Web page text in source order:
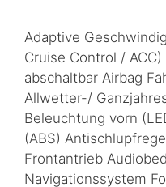
Adaptive
Cruise Control /
abschaltbar Airbag
Allwetter-/
Beleuchtung vorn
(ABS)
Frontantrieb
Navigationssystem